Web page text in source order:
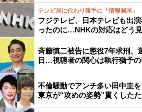
テレビ局に代わり勝手に「情報開示」
フジテレビ、日本テレビも出
ったのに…NHKの対応はどう
斉藤慎二被告に懲役7年求刑、
日…視聴者の関心は執行猶予
不倫騒動でアンチ多い田中圭
東京が“攻めの姿勢”貫くした